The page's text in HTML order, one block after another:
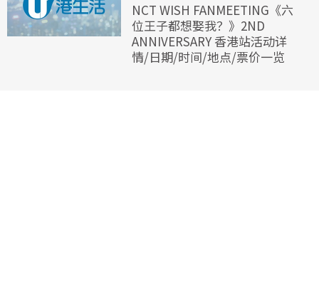
NCT WISH FANMEETING《六
位王子都想娶我？》2ND
ANNIVERSARY 香港站活动详
情/日期/时间/地点/票价一览